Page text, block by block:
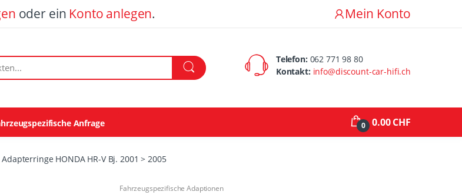
oder ein Konto anlegen. Mein Konto
Telefon: 062 771 98 80
Kontakt: info@discount-car-hifi.ch
Anfrage 0 0.00 CHF
HONDA HR-V Bj. 2001 > 2005
Fahrzeugspezifische Adaptionen